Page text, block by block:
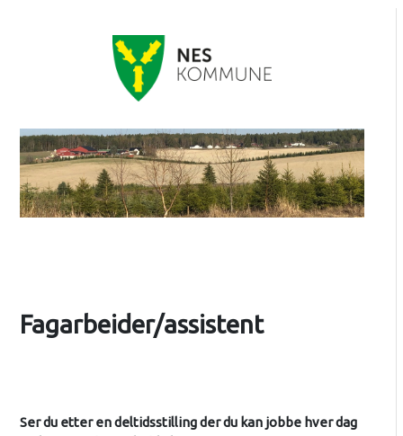
Fagarbeider/assistent
Ser du etter en deltidsstilling der du kan jobbe hver dag